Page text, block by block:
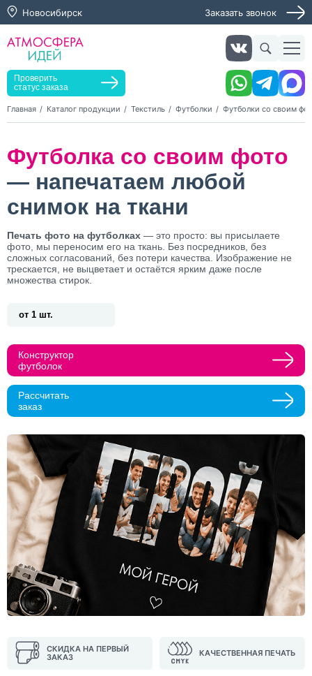
Новосибирск Заказать звонок
Проверить
статус заказа
Главная Каталог продукции Текстиль Футболки Футболки со своим
Футболка со своим фото
— напечатаем любой
снимок на ткани
Печать фото на футболках — это просто: вы присылаете
фото, мы переносим его на ткань. Без посредников, без
сложных согласований, без потери качества. Изображение не
трескается, не выцветает и остаётся ярким даже после
множества стирок.
от 1 шт.
Конструктор
футболок
Рассчитать
заказ
СКИДКА НА ПЕРВЫЙ
ЗАКАЗ
КАЧЕСТВЕННАЯ ПЕЧАТЬ
Заказать услугу
Оставьте заявку, мы свяжемся с вами в ближайшее
Как с вами связаться?
Телефон
Нажимая кнопку "Оставить заявку", я даю согласие на
обработку персональных данных и согласие с политикой
конфиденциальности
Нажимая на кнопку, я даю согласие на получение
информационных и рекламных рассылок
Оставить
заявку
Заказать звонок
обработку персональных данных и согласие с политикой
конфиденциальности
Нажимая на кнопку, я даю согласие на получение
заявку